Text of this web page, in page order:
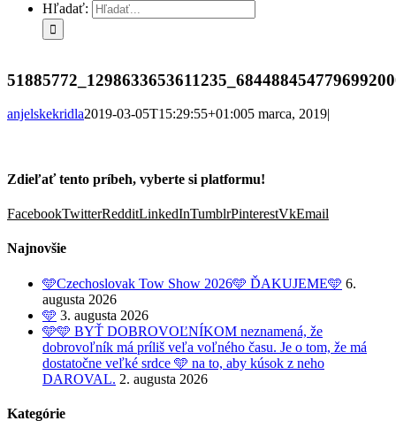
Hľadať:
anjelskekridla2019-03-05T15:29:55+01:005 marca, 2019|
Zdieľať tento príbeh, vyberte si platformu!
FacebookTwitterRedditLinkedInTumblrPinterestVkEmail
Najnovšie
🩵Czechoslovak Tow Show 2026🩵 ĎAKUJEME🩵 6.
augusta 2026
🩵 3. augusta 2026
🩵🩵 BYŤ DOBROVOĽNÍKOM neznamená, že
dobrovoľník má príliš veľa voľného času. Je o tom, že má
dostatočne veľké srdce 🩵 na to, aby kúsok z neho
DAROVAL. 2. augusta 2026
Kategórie